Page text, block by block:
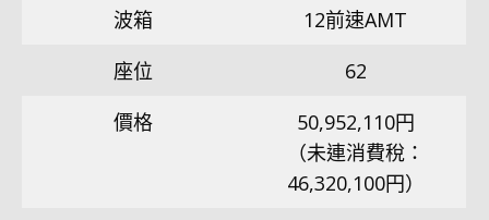
波箱
12前速AMT
座位
62
價格
50,952,110円
（未連消費稅：
46,320,100円）